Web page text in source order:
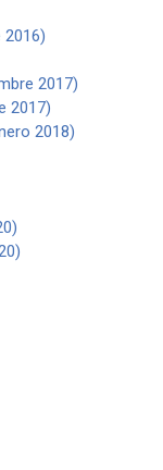
2016)
2017)
2017)
2018)